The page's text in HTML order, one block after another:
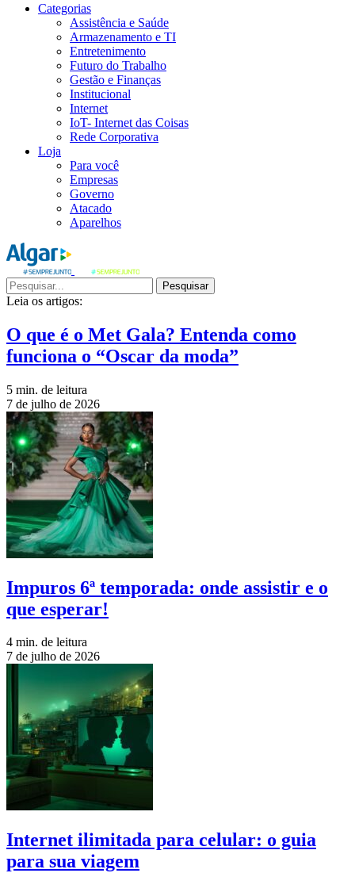
Categorias
Assistência e Saúde
Armazenamento e TI
Entretenimento
Futuro do Trabalho
Gestão e Finanças
Institucional
Internet
IoT- Internet das Coisas
Rede Corporativa
Loja
Para você
Empresas
Governo
Atacado
Aparelhos
Pesquisar
Leia os artigos:
O que é o Met Gala? Entenda como
funciona o “Oscar da moda”
5 min. de leitura
7 de julho de 2026
Impuros 6ª temporada: onde assistir e o
que esperar!
4 min. de leitura
7 de julho de 2026
Internet ilimitada para celular: o guia
para sua viagem